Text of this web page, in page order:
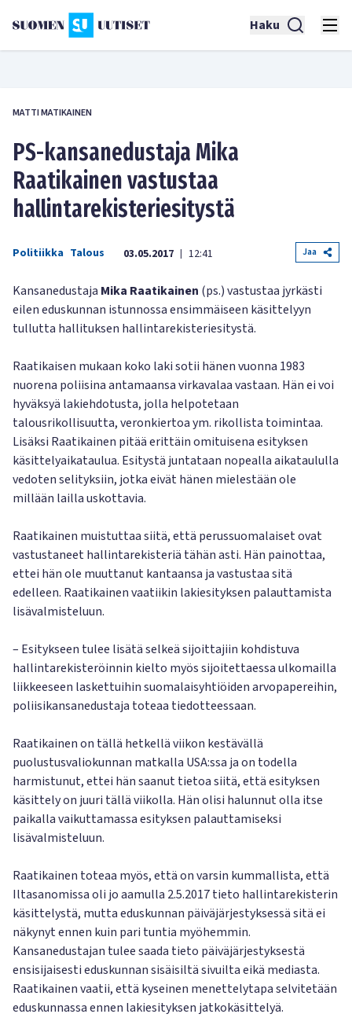
Haku
MATTI MATIKAINEN
PS-kansanedustaja Mika
Raatikainen vastustaa
hallintarekisteriesitystä
Politiikka Talous 03.05.2017 | 12:41 Jaa
Kansanedustaja Mika Raatikainen (ps.) vastustaa jyrkästi
eilen eduskunnan istunnossa ensimmäiseen käsittelyyn
tullutta hallituksen hallintarekisteriesitystä.
Raatikaisen mukaan koko laki sotii hänen vuonna 1983
nuorena poliisina antamaansa virkavalaa vastaan. Hän ei voi
hyväksyä lakiehdotusta, jolla helpotetaan
talousrikollisuutta, veronkiertoa ym. rikollista toimintaa.
Lisäksi Raatikainen pitää erittäin omituisena esityksen
käsittelyaikataulua. Esitystä juntataan nopealla aikataululla
vedoten selityksiin, jotka eivät hänen mielestään ole
millään lailla uskottavia.
Raatikainen muistuttaa siitä, että perussuomalaiset ovat
vastustaneet hallintarekisteriä tähän asti. Hän painottaa,
ettei hän ole muuttanut kantaansa ja vastustaa sitä
edelleen. Raatikainen vaatiikin lakiesityksen palauttamista
lisävalmisteluun.
– Esitykseen tulee lisätä selkeä sijoittajiin kohdistuva
hallintarekisteröinnin kielto myös sijoitettaessa ulkomailla
liikkeeseen laskettuihin suomalaisyhtiöiden arvopapereihin,
poliisikansanedustaja toteaa tiedotteessaan.
Raatikainen on tällä hetkellä viikon kestävällä
puolustusvaliokunnan matkalla USA:ssa ja on todella
harmistunut, ettei hän saanut tietoa siitä, että esityksen
käsittely on juuri tällä viikolla. Hän olisi halunnut olla itse
paikalla vaikuttamassa esityksen palauttamiseksi
lisävalmisteluun.
Raatikainen toteaa myös, että on varsin kummallista, että
Iltasanomissa oli jo aamulla 2.5.2017 tieto hallintarekisterin
käsittelystä, mutta eduskunnan päiväjärjestyksessä sitä ei
näkynyt ennen kuin pari tuntia myöhemmin.
Kansanedustajan tulee saada tieto päiväjärjestyksestä
ensisijaisesti eduskunnan sisäisiltä sivuilta eikä mediasta.
Raatikainen vaatii, että kyseinen menettelytapa selvitetään
eduskunnassa ennen lakiesityksen jatkokäsittelyä.